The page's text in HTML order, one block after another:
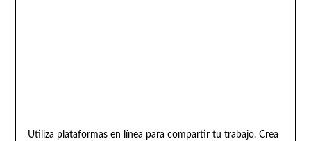
Utiliza plataformas en línea para compartir tu trabajo. Crea